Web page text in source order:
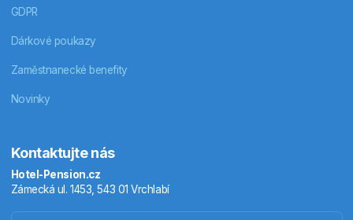
GDPR
Dárkové poukazy
Zaměstnanecké benefity
Novinky
Kontaktujte nás
Hotel-Pension.cz
Zámecká ul. 1453, 543 01 Vrchlabí